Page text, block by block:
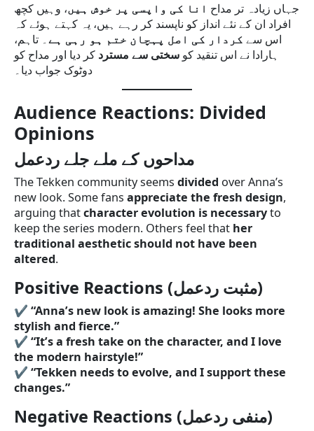
جہاں زیادہ تر مداح انا کی واپسی پر خوش ہیں، وہیں کچھ
افراد ان کے نئے انداز کو ناپسند کر رہے ہیں، یہ کہتے ہوئے کہ
اس سے کردار کی اصل پہچان ختم ہو رہی ہے۔ تاہم،
ہارادا نے اس تنقید کو سختی سے مسترد کر دیا اور مداح کو
دوٹوک جواب دیا۔
Audience Reactions: Divided
Opinions
مداحوں کے ملے جلے ردعمل
The Tekken community seems divided over Anna’s
new look. Some fans appreciate the fresh design,
arguing thatcharacter evolution is necessaryto
keep the series modern. Others feel that her
traditional aesthetic should not have been
altered.
Positive Reactions (مثبت ردعمل)
✔ “Anna’s new look is amazing! She looks more
stylish and fierce.”
✔ “It’s a fresh take on the character, and I love
the modern hairstyle!”
✔ “Tekken needs to evolve, and I support these
changes.”
Negative Reactions (منفی ردعمل)